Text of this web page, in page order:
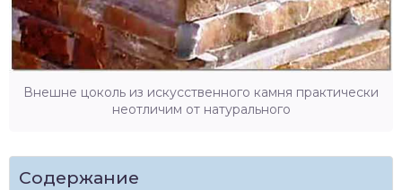
Внешне цоколь из искусственного камня практически
неотличим от натурального
Содержание